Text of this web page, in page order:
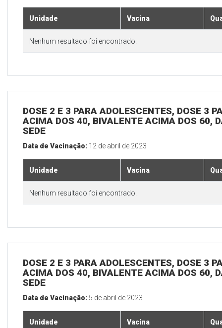
Unidade Vacina
Nenhum resultado foi encontrado.
DOSE 2 E 3 PARA ADOLESCENTES, DOSE 3
ACIMA DOS 40, BIVALENTE ACIMA DOS 60,
SEDE
Data de Vacinação: 12 de abril de 2023
Unidade Vacina
Nenhum resultado foi encontrado.
DOSE 2 E 3 PARA ADOLESCENTES, DOSE 3
ACIMA DOS 40, BIVALENTE ACIMA DOS 60,
SEDE
Data de Vacinação: 5 de abril de 2023
Unidade Vacina